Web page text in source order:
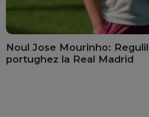
Noul Jose Mourinho:
portughez la Real Madrid